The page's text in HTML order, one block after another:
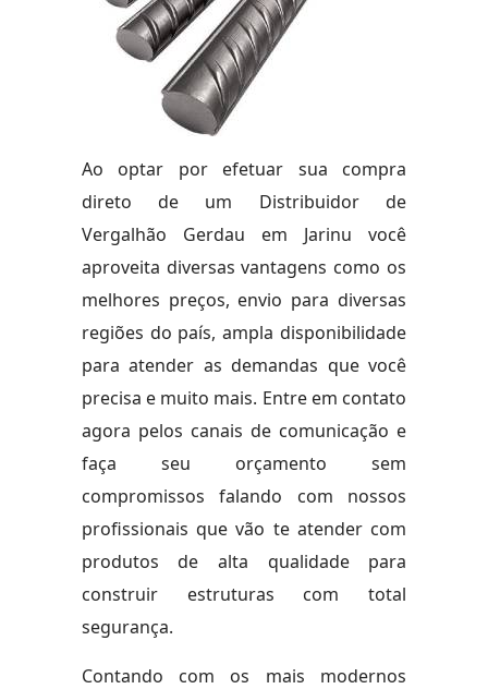
Ao optar por efetuar sua compra
direto de um Distribuidor de
Vergalhão Gerdau em Jarinu você
aproveita diversas vantagens como os
melhores preços, envio para diversas
regiões do país, ampla disponibilidade
para atender as demandas que você
precisa e muito mais. Entre em contato
agora pelos canais de comunicação e
faça seu orçamento sem
compromissos falando com nossos
profissionais que vão te atender com
produtos de alta qualidade para
construir estruturas com total
segurança.
Contando com os mais modernos